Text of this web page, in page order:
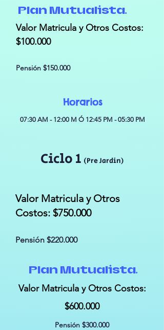
Plan Mutualista.
Valor Matricula y Otros Costos:
$100.000
Pensión $150.000
Horarios
07:30 AM - 12:00 M Ó 12:45 PM - 05:30 PM
Ciclo 1 (Pre Jardin)
Valor Matricula y Otros
Costos: $750.000
Pensión $220.000
Plan Mutualista.
Valor Matricula y Otros Costos:
$600.000
Pensión $300.000